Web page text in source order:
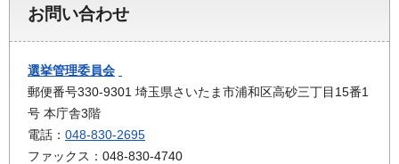
お問い合わせ
選挙管理委員会
郵便番号330-9301 埼玉県さいたま市浦和区高砂三丁目15番1
号 本庁舎3階
電話： 048-830-2695
ファックス：048-830-4740